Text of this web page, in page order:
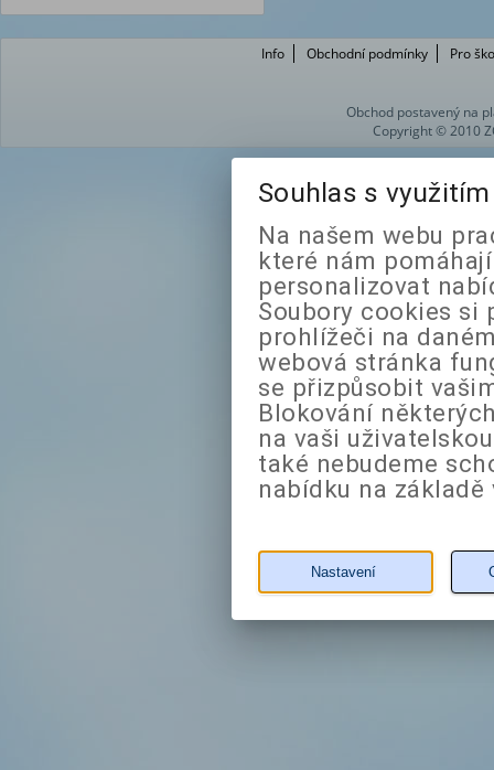
Info Obchodní podmínky Pro
Obchod postavený na
Copyright © 2010
Souhlas s
Na našem webu
které nám
personalizovat
Soubory cookies si
prohlížeči na
webová stránka
se přizpůsobit
Blokování
na vaši
také nebudeme
nabídku na
Nastavení